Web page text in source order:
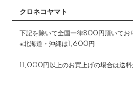
クロネコヤマト
下記を除いて全国一律800円頂いてお
※北海道・沖縄は1,600円
11,000円以上のお買上げの場合は送料